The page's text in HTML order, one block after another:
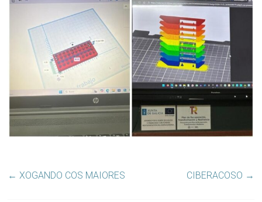
← XOGANDO COS MAIORES CIBERACOSO →